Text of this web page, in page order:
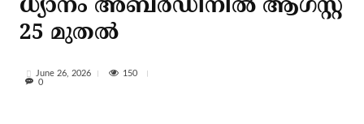
ധ്യാനം അബർഡീനിൽ ആഗസ്റ്റ്
25 മുതൽ
June 26, 2026
150
0